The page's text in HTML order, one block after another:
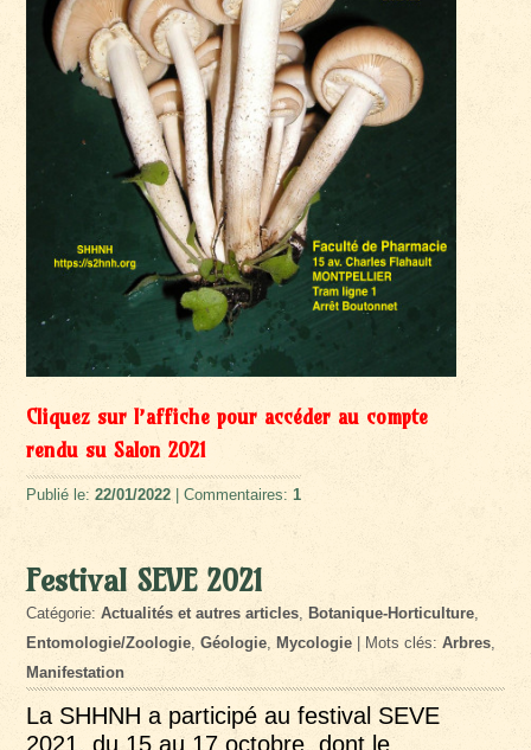
Cliquez sur l’affiche pour accéder au compte
rendu su Salon 2021
Publié le:22/01/2022 | Commentaires: 1
Festival SEVE 2021
Catégorie:Actualités et autres articles ,Botanique-Horticulture
Entomologie/Zoologie ,Géologie ,Mycologie | Mots clés:Arbres
Manifestation
La SHHNH a participé au festival SEVE
2021, du 15 au 17 octobre, dont le